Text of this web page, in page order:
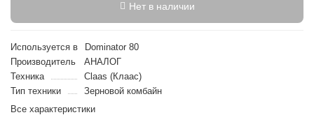
Нет в наличии
Используется в
Dominator 80
Производитель
АНАЛОГ
Техника
Claas (Клаас)
Тип техники
Зерновой комбайн
Все характеристики